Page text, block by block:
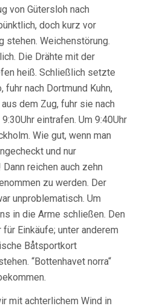
von Gütersloh nach
doch kurz vor
stehen. Weichenstörung.
Die Drähte mit der
heiß. Schließlich setzte
fuhr nach Dortmund Kuhn,
dem Zug, fuhr sie nach
eintrafen. Um 9:40Uhr
Wie gut, wenn man
und nur
reichen auch zehn
zu werden. Der
unproblematisch. Um
in die Arme schließen. Den
Einkäufe; unter anderem
Båtsportkort
“Bottenhavet norra“
mit achterlichem Wind in